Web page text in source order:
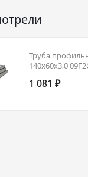
Труба
140х60х3,0
1 081 ₽